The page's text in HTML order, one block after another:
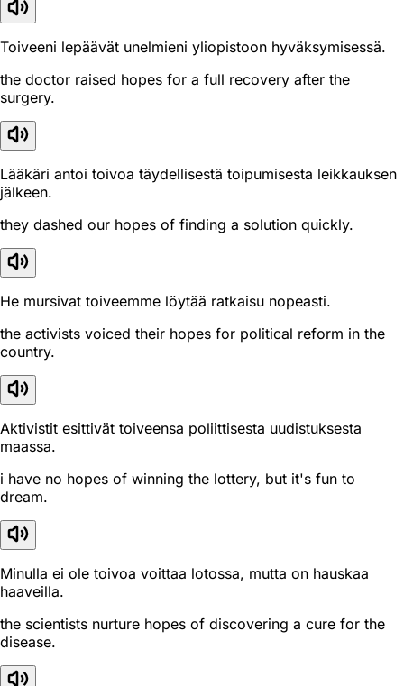
Toiveeni lepäävät unelmieni yliopistoon hyväksymisessä.
the doctor raised hopes for a full recovery after the
surgery.
Lääkäri antoi toivoa täydellisestä toipumisesta leikkauksen
jälkeen.
they dashed our hopes of finding a solution quickly.
He mursivat toiveemme löytää ratkaisu nopeasti.
the activists voiced their hopes for political reform in the
country.
Aktivistit esittivät toiveensa poliittisesta uudistuksesta
maassa.
i have no hopes of winning the lottery, but it's fun to
dream.
Minulla ei ole toivoa voittaa lotossa, mutta on hauskaa
haaveilla.
the scientists nurture hopes of discovering a cure for the
disease.